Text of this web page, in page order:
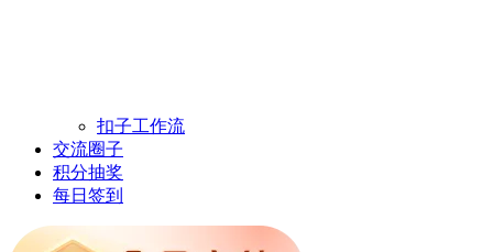
扣子工作流
交流圈子
积分抽奖
每日签到